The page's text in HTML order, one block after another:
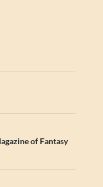
of Fantasy